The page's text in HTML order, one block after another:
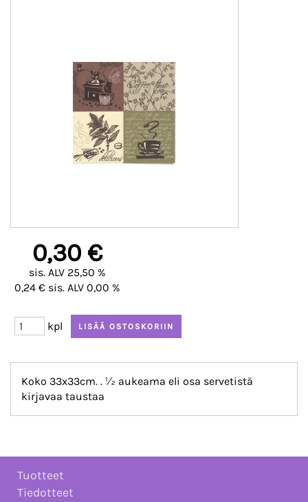
0,30 €
sis. ALV 25,50 %
0,24 € sis. ALV 0,00 %
kpl
Koko 33x33cm. . ½ aukeama eli osa servetistä
kirjavaa taustaa
Tuotteet
Tiedotteet